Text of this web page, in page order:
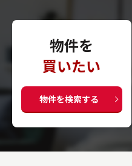
物件を
買いたい
物件を検索する